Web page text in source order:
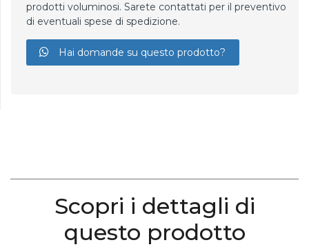
prodotti voluminosi. Sarete contattati per il preventivo
di eventuali spese di spedizione.
Hai domande su questo prodotto?
Scopri i dettagli di
questo prodotto